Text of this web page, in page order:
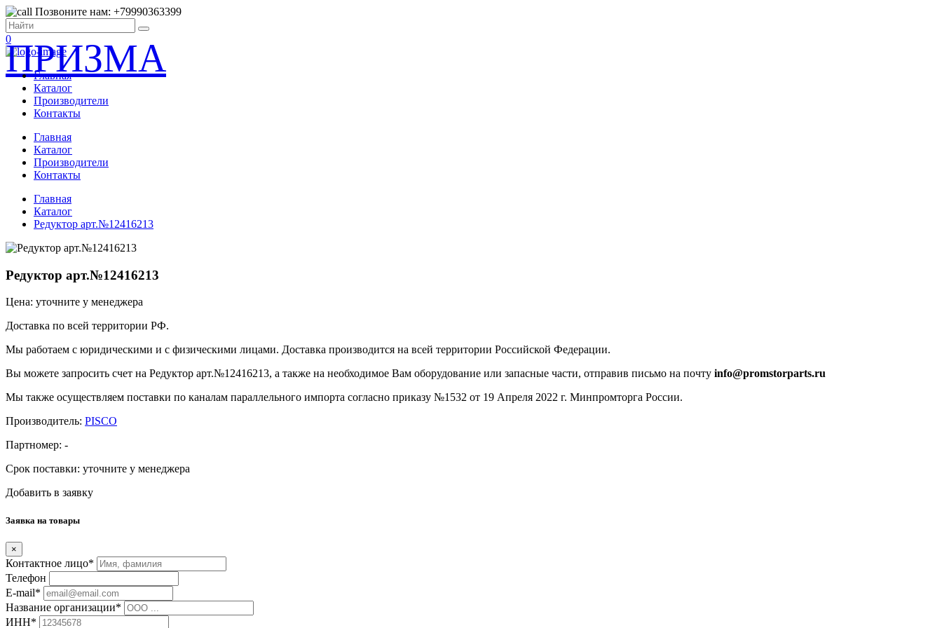
Позвоните нам: +79990363399
0
ПРИЗМА
Главная
Каталог
Производители
Контакты
Главная
Каталог
Производители
Контакты
Главная
Каталог
Редуктор арт.№12416213
Редуктор арт.№12416213
Цена: уточните у менеджера
Доставка по всей территории РФ.
Мы работаем с юридическими и с физическими лицами. Доставка производится на всей территории Российской Федерации.
Вы можете запросить счет на Редуктор арт.№12416213, а также на необходимое Вам оборудование или запасные части, отправив письмо на почту info@promstorparts.ru
Мы также осуществляем поставки по каналам параллельного импорта согласно приказу №1532 от 19 Апреля 2022 г. Минпромторга России.
Производитель: PISCO
Партномер: -
Срок поставки: уточните у менеджера
Добавить в заявку
Заявка на товары
×
Контактное лицо*
Телефон
E-mail*
Название организации*
ИНН*